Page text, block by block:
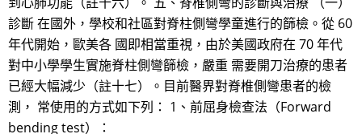
診斷 在國外，學校和社區對脊柱側彎學童進行的篩檢。從 60
年代開始，歐美各 國即相當重視，由於美國政府在 70 年代
對中小學學生實施脊柱側彎篩檢，嚴重 需要開刀治療的患者
已經大幅減少（註十七）。目前醫界對脊椎側彎患者的檢
測， 常使用的方式如下列： 1、前屈身檢查法（Forward
bending test）：